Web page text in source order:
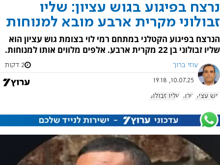
נרצח בפיגוע בגוש עציון: שליו
זבולוני מקרית ארבע מובא למנוחות
הנרצח בפיגוע הקטלני במתחם רמי לוי בצומת גוש עציון הוא
שליו זבולוני בן 22 מקרית ארבע. אלפים מלווים אותו למנוחות.
עוזי ברוך 2 דקות
10.07.25, 19:18
גוש עציון טרור שליו זבולוני